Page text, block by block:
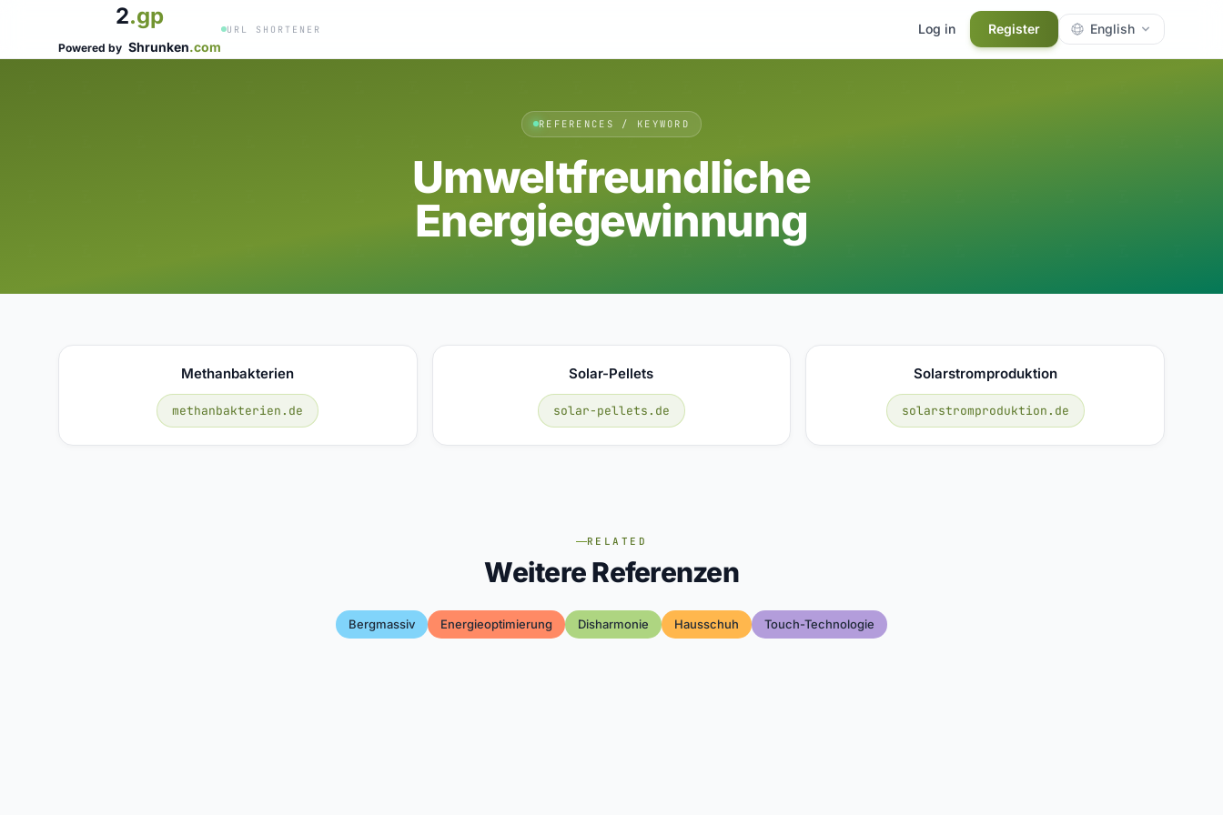
2.gp
Powered by Shrunken.com
URL SHORTENER Log in Register English
REFERENCES / KEYWORD
Umweltfreundliche
Energiegewinnung
Methanbakterien
methanbakterien.de
Solar-Pellets
solar-pellets.de
Solarstromproduktion
solarstromproduktion.de
RELATED
Weitere Referenzen
Bergmassiv Energieoptimierung Disharmonie Hausschuh Touch-Technologie